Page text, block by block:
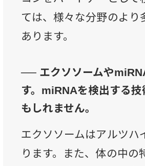
ては、様々な分野のより
あります。
── エクソソームや
す。miRNAを検出する
もしれません。
エクソソームはアルツハ
ります。また、体の中